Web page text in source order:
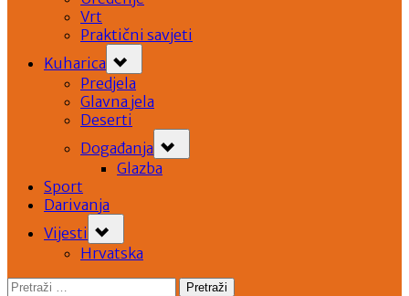
Vrt
Praktični savjeti
Kuharica
sub-
menu
Predjela
Glavna jela
Deserti
Događanja
sub-
menu
Glazba
Sport
Darivanja
Vijesti
sub-
menu
Hrvatska
Pretraži: